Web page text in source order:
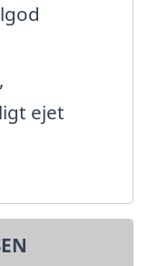
ejet